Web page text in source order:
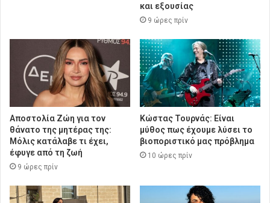
και εξουσίας
9 ώρες πρίν
Αποστολία Ζώη για τον
θάνατο της μητέρας της:
Μόλις κατάλαβε τι έχει,
έφυγε από τη ζωή
9 ώρες πρίν
Κώστας Τουρνάς: Είναι
μύθος πως έχουμε λύσει το
βιοποριστικό μας πρόβλημα
10 ώρες πρίν